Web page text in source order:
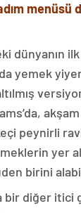
menüsü
dünyanın ilk
yemek
peynirli
yer
birini
bir diğer itici